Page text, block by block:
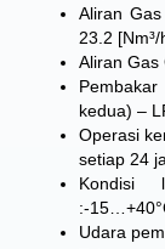
Aliran
23.2 [Nm³/
Aliran Gas
kedua) –
Operasi
setiap 24
Kondisi
:-
Udara